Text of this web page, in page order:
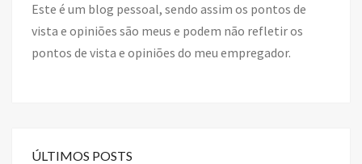
Este é um blog pessoal, sendo assim os pontos de
vista e opiniões são meus e podem não refletir os
pontos de vista e opiniões do meu empregador.
ÚLTIMOS POSTS